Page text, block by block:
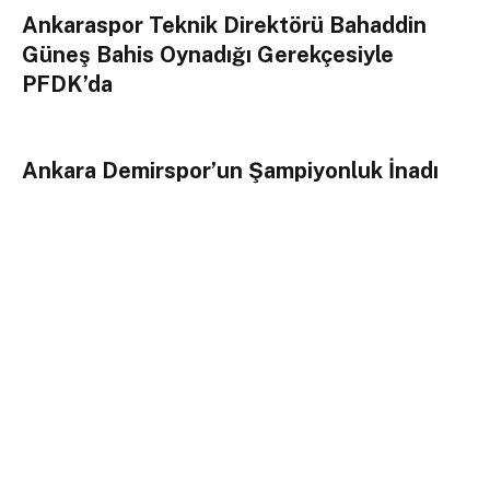
Ankaraspor Teknik Direktörü Bahaddin
Güneş Bahis Oynadığı Gerekçesiyle
PFDK’da
Ankara Demirspor’un Şampiyonluk İnadı